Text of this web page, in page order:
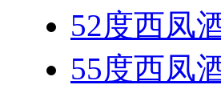
52度西凤
55度西凤